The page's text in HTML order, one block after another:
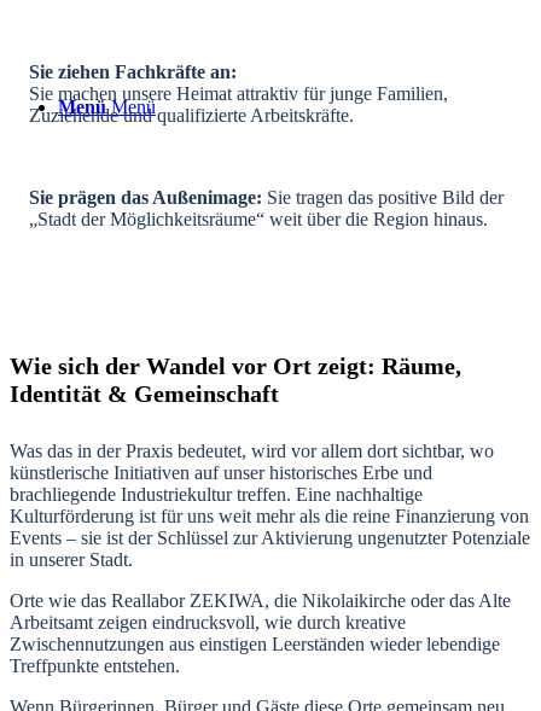
Menü Menü
Sie ziehen Fachkräfte an:
Sie machen unsere Heimat attraktiv für junge Familien,
Zuziehende und qualifizierte Arbeitskräfte.
Sie prägen das Außenimage: Sie tragen das positive Bild der
„Stadt der Möglichkeitsräume“ weit über die Region hinaus.
Wie sich der Wandel vor Ort zeigt: Räume,
Identität & Gemeinschaft
Was das in der Praxis bedeutet, wird vor allem dort sichtbar, wo
künstlerische Initiativen auf unser historisches Erbe und
brachliegende Industriekultur treffen. Eine nachhaltige
Kulturförderung ist für uns weit mehr als die reine Finanzierung von
Events – sie ist der Schlüssel zur Aktivierung ungenutzter Potenziale
in unserer Stadt.
Orte wie das Reallabor ZEKIWA, die Nikolaikirche oder das Alte
Arbeitsamt zeigen eindrucksvoll, wie durch kreative
Zwischennutzungen aus einstigen Leerständen wieder lebendige
Treffpunkte entstehen.
Wenn Bürgerinnen, Bürger und Gäste diese Orte gemeinsam neu